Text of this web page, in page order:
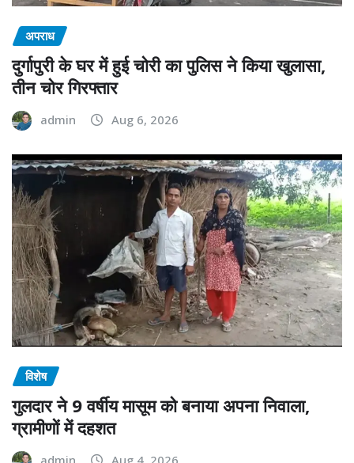
अपराध
दुर्गापुरी के घर में हुई चोरी का पुलिस ने किया खुलासा,
तीन चोर गिरफ्तार
admin Aug 6, 2026
विशेष
गुलदार ने 9 वर्षीय मासूम को बनाया अपना निवाला,
ग्रामीणों में दहशत